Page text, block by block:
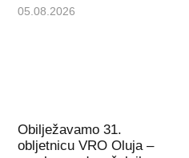
05.08.2026
Obilježavamo 31.
obljetnicu VRO Oluja –